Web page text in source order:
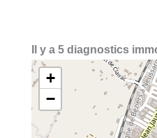
Il y a 5 diagnostics
+
−